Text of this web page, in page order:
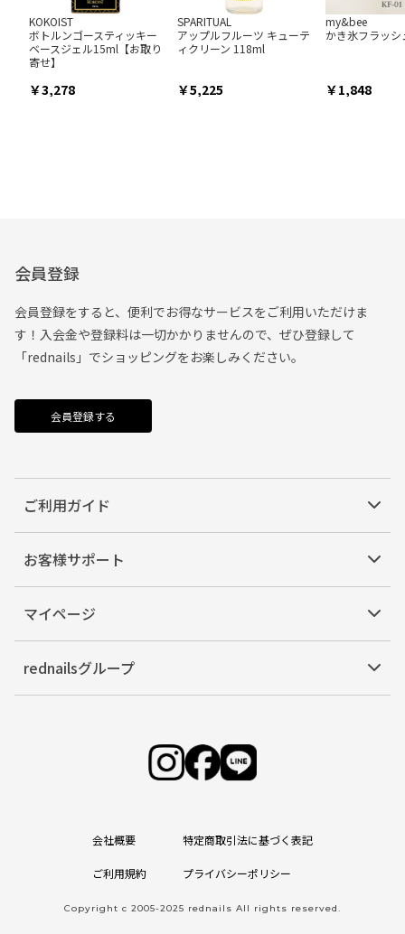
KOKOIST
ボトルンゴースティッキー
ベースジェル15ml【お取り
寄せ】
3,278
SPARITUAL
アップルフルーツ キューテ
ィクリーン 118ml
5,225
my&bee
かき氷フラッ
1,848
会員登録
会員登録をすると、便利でお得なサービスをご利用いただけま
す！入会金や登録料は一切かかりませんので、ぜひ登録して
「rednails」でショッピングをお楽しみください。
会員登録する
ご利用ガイド
お客様サポート
マイページ
rednailsグループ
会社概要 特定商取引法に基づく表記
ご利用規約 プライバシーポリシー
Copyright c 2005-2025 rednails All rights reserved.